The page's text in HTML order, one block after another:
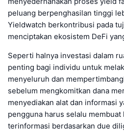
peluang berpenghasilan tinggi
Yieldwatch berkontribusi pada
menciptakan ekosistem DeFi
Seperti halnya investasi dalam
penting bagi individu untuk
menyeluruh dan
sebelum mengkomitkan dana
menyediakan alat dan informasi
pengguna harus selalu membuat
terinformasi berdasarkan due